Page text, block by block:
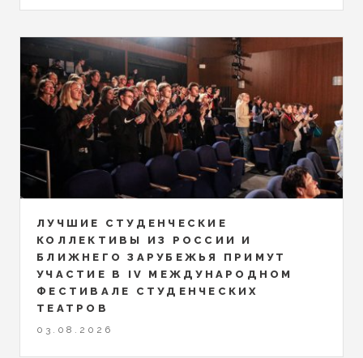
ЛУЧШИЕ СТУДЕНЧЕСКИЕ
КОЛЛЕКТИВЫ ИЗ РОССИИ И
БЛИЖНЕГО ЗАРУБЕЖЬЯ ПРИМУТ
УЧАСТИЕ В IV МЕЖДУНАРОДНОМ
ФЕСТИВАЛЕ СТУДЕНЧЕСКИХ
ТЕАТРОВ
03.08.2026